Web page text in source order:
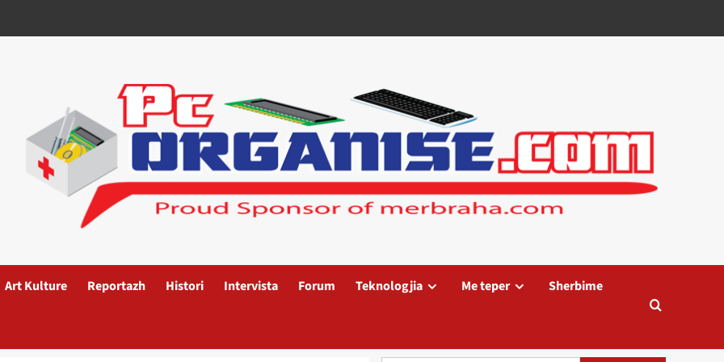
Art Kulture Reportazh Histori Intervista Forum Teknologjia Me teper Sherbime